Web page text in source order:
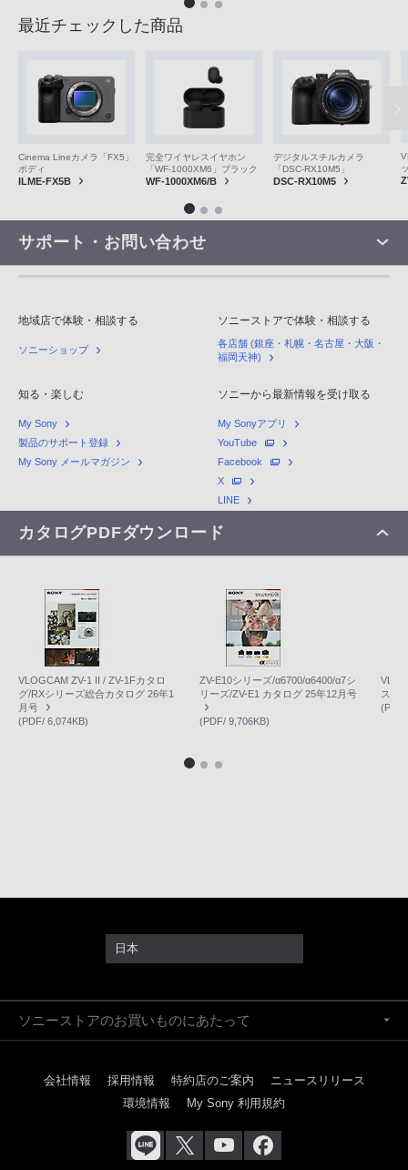
最近チェックした商品
Cinema Lineカメラ「FX5」
ボディ
ILME-FX5B
完全ワイヤレスイヤホン
「WF-1000XM6」ブラック
WF-1000XM6/B
デジタルスチルカメラ
「DSC-RX10M5」
DSC-RX10M5
サポート・お問い合わせ
地域店で体験・相談する
ソニーショップ
ソニーストアで体験・相談する
各店舗 (銀座・札幌・名古屋・大阪・
福岡天神)
知る・楽しむ
My Sony
製品のサポート登録
My Sony メールマガジン
ソニーから最新情報を受け取る
My Sonyアプリ
YouTube
Facebook
X
LINE
カタログPDFダウンロード
VLOGCAM ZV-1 II / ZV-1Fカタロ
グ/RXシリーズ総合カタログ 26年1
月号
(PDF/ 6,074KB)
ZV-E10シリーズ/α6700/α6400/α7シ
リーズ/ZV-E1 カタログ 25年12月号
(PDF/ 9,706KB)
ス
日本
ソニーストアのお買いものにあたって
会社情報 採用情報 特約店のご案内
ニュースリリース
環境情報
My Sony 利用規約